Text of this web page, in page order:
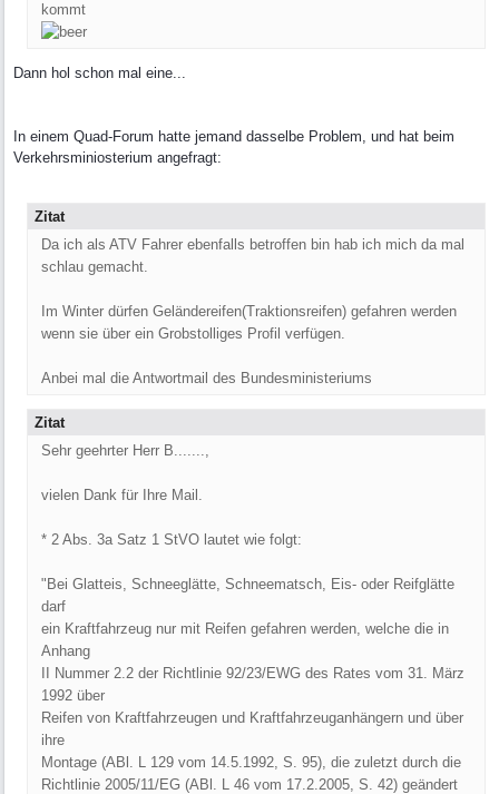
kommt
Dann hol schon mal eine...
In einem Quad-Forum hatte jemand dasselbe Problem, und hat beim
Verkehrsminiosterium angefragt:
Zitat
Da ich als ATV Fahrer ebenfalls betroffen bin hab ich mich da mal
schlau gemacht.
Im Winter dürfen Geländereifen(Traktionsreifen) gefahren werden
wenn sie über ein Grobstolliges Profil verfügen.
Anbei mal die Antwortmail des Bundesministeriums
Zitat
Sehr geehrter Herr B.......,
vielen Dank für Ihre Mail.
* 2 Abs. 3a Satz 1 StVO lautet wie folgt:
"Bei Glatteis, Schneeglätte, Schneematsch, Eis- oder Reifglätte
darf
ein Kraftfahrzeug nur mit Reifen gefahren werden, welche die in
Anhang
II Nummer 2.2 der Richtlinie 92/23/EWG des Rates vom 31. März
1992 über
Reifen von Kraftfahrzeugen und Kraftfahrzeuganhängern und über
ihre
Montage (ABl. L 129 vom 14.5.1992, S. 95), die zuletzt durch die
Richtlinie 2005/11/EG (ABl. L 46 vom 17.2.2005, S. 42) geändert